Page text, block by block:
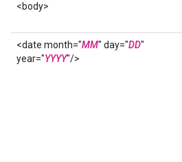
<body>
<date month="MM" day="DD"
year="YYYY"/>